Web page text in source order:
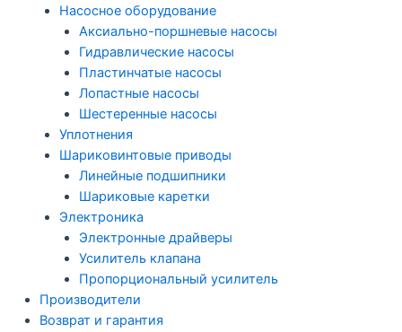
Насосное оборудование
Аксиально-поршневые насосы
Гидравлические насосы
Пластинчатые насосы
Лопастные насосы
Шестеренные насосы
Уплотнения
Шариковинтовые приводы
Линейные подшипники
Шариковые каретки
Электроника
Электронные драйверы
Усилитель клапана
Пропорциональный усилитель
Производители
Возврат и гарантия